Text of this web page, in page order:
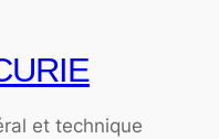
et technique